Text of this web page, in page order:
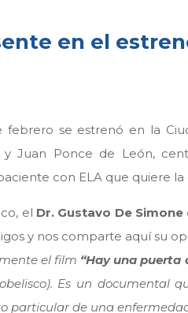
en el
febrero se estrenó en la
Juan Ponce de León,
con ELA que quiere la
el Dr. Gustavo De
y nos comparte aquí su
el film “Hay una puerta
Es un documental
particular de una